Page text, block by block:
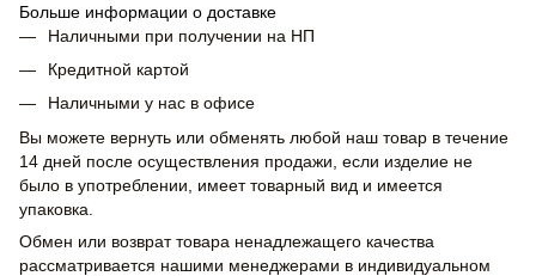
Больше информации о доставке
Наличными при получении на НП
Кредитной картой
Наличными у нас в офисе
Вы можете вернуть или обменять любой наш товар в течение
14 дней после осуществления продажи, если изделие не
было в употреблении, имеет товарный вид и имеется
упаковка.
Обмен или возврат товара ненадлежащего качества
рассматривается нашими менеджерами в индивидуальном